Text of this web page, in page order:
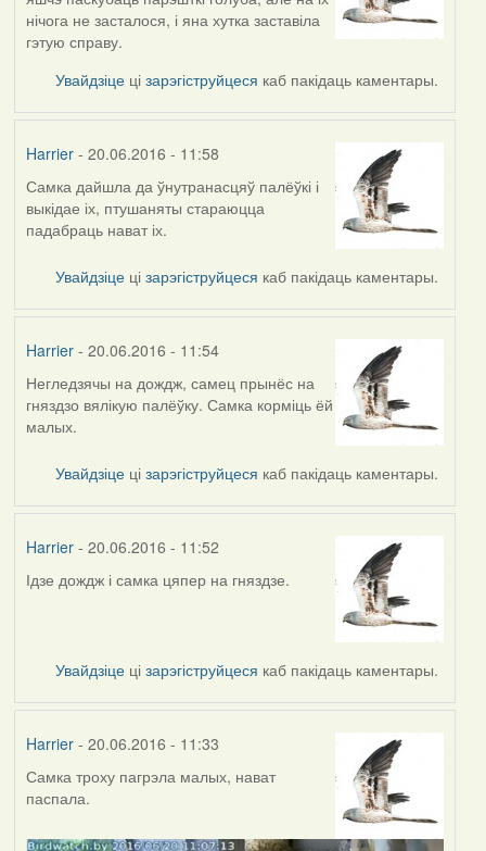
нічога не засталося, і яна хутка заставіла
гэтую справу.
Увайдзіце цізарэгіструйцеся каб пакідаць каментары.
Harrier- 20.06.2016 - 11:58
Самка дайшла да ўнутранасцяў палёўкі і
выкідае іх, птушаняты стараюцца
падабраць нават іх.
Увайдзіце цізарэгіструйцеся каб пакідаць каментары.
Harrier- 20.06.2016 - 11:54
Негледзячы на дождж, самец прынёс на
гняздзо вялікую палёўку. Самка корміць ёй
малых.
Увайдзіце цізарэгіструйцеся каб пакідаць каментары.
Harrier- 20.06.2016 - 11:52
Ідзе дождж і самка цяпер на гняздзе.
Увайдзіце цізарэгіструйцеся каб пакідаць каментары.
Harrier- 20.06.2016 - 11:33
Самка троху пагрэла малых, нават
паспала.